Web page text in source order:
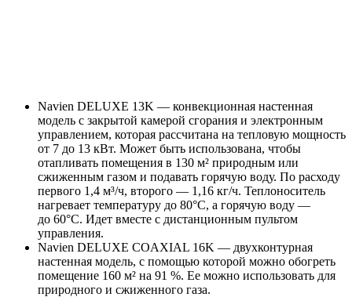
Navien DELUXE 13K — конвекционная настенная
модель с закрытой камерой сгорания и электронным
управлением, которая рассчитана на тепловую мощность
от 7 до 13 кВт. Может быть использована, чтобы
отапливать помещения в 130 м² природным или
сжиженным газом и подавать горячую воду. По расходу
первого 1,4 м³/ч, второго — 1,16 кг/ч. Теплоноситель
нагревает температуру до 80°С, а горячую воду —
до 60°С. Идет вместе с дистанционным пультом
управления.
Navien DELUXE COAXIAL 16K — двухконтурная
настенная модель, с помощью которой можно обогреть
помещение 160 м² на 91 %. Ее можно использовать для
природного и сжиженного газа.